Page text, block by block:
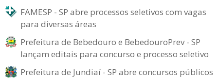
FAMESP - SP abre processos seletivos com vagas
para diversas áreas
Prefeitura de Bebedouro e BebedouroPrev - SP
lançam editais para concurso e processo seletivo
Prefeitura de Jundiaí - SP abre concursos públicos